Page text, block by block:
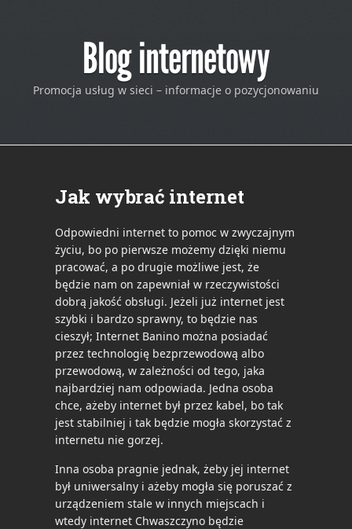
Blog internetowy
Promocja usług w sieci – informacje o pozycjonowaniu
Jak wybrać internet
Odpowiedni internet to pomoc w zwyczajnym
życiu, bo po pierwsze możemy dzięki niemu
pracować, a po drugie możliwe jest, że
będzie nam on zapewniał w rzeczywistości
dobrą jakość obsługi. Jeżeli już internet jest
szybki i bardzo sprawny, to będzie nas
cieszył; Internet Banino można posiadać
przez technologię bezprzewodową albo
przewodową, w zależności od tego, jaka
najbardziej nam odpowiada. Jedna osoba
chce, ażeby internet był przez kabel, bo tak
jest stabilniej i tak będzie mogła skorzystać z
internetu nie gorzej.
Inna osoba pragnie jednak, żeby jej internet
był uniwersalny i ażeby mogła się poruszać z
urządzeniem stale w innych miejscach i
wtedy internet Chwaszczyno będzie